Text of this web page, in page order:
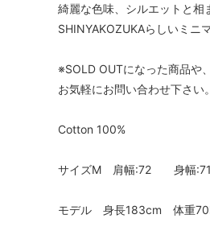
綺麗な色味、シルエットと相
SHINYAKOZUKAらしいミニ
※SOLD OUTになった商品や
お気軽にお問い合わせ下さい。
Cotton 100%
サイズM 肩幅:72 身幅
モデル 身長183cm 体重